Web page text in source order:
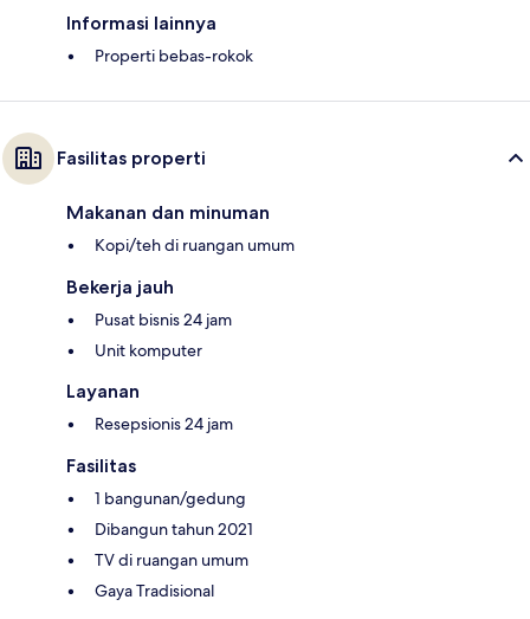
Informasi lainnya
Properti bebas-rokok
Fasilitas properti
Makanan dan minuman
Kopi/teh di ruangan umum
Bekerja jauh
Pusat bisnis 24 jam
Unit komputer
Layanan
Resepsionis 24 jam
Fasilitas
1 bangunan/gedung
Dibangun tahun 2021
TV di ruangan umum
Gaya Tradisional